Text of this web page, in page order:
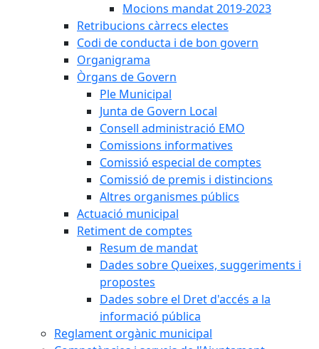
Mocions mandat 2019-2023
Retribucions càrrecs electes
Codi de conducta i de bon govern
Organigrama
Òrgans de Govern
Ple Municipal
Junta de Govern Local
Consell administració EMO
Comissions informatives
Comissió especial de comptes
Comissió de premis i distincions
Altres organismes públics
Actuació municipal
Retiment de comptes
Resum de mandat
Dades sobre Queixes, suggeriments i
propostes
Dades sobre el Dret d'accés a la
informació pública
Reglament orgànic municipal